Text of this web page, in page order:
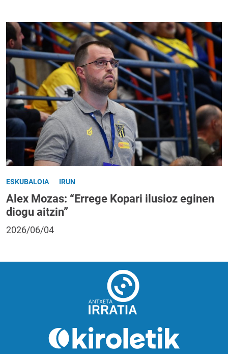
ESKUBALOIA IRUN
Alex Mozas: “Errege Kopari ilusioz eginen
diogu aitzin”
2026/06/04